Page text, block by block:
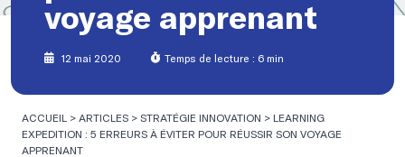
voyage apprenant
12 mai 2020 Temps de lecture : 6 min
ACCUEIL > ARTICLES > STRATÉGIE INNOVATION > LEARNING
EXPEDITION : 5 ERREURS À ÉVITER POUR RÉUSSIR SON VOYAGE
APPRENANT